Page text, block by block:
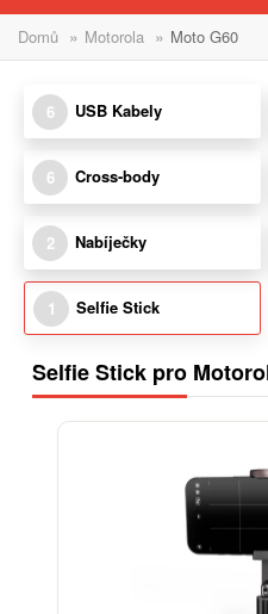
Domů » Motorola » Moto G60
6 USB Kabely
6 Cross-body
2 Nabíječky
1 Selfie Stick
Selfie Stick pro